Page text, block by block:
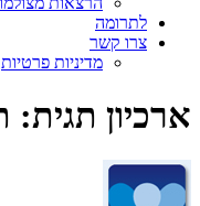
לתרומה
צרו קשר
מדיניות פרטיות
ארכיון תגית: